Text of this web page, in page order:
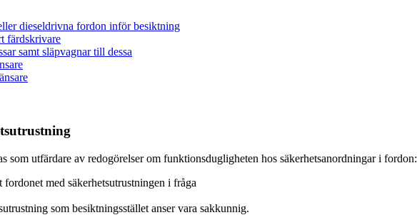
dieseldrivna fordon inför besiktning
färdskrivare
samt släpvagnar till dessa
som utfärdare av redogörelser om funktionsdugligheten hos säkerhetsanordningar i fordon:
med säkerhetsutrustningen i fråga
som besiktningsstället anser vara sakkunnig.